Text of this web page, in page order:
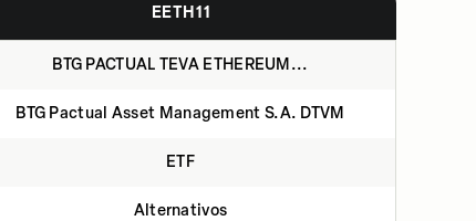
EETH11
BTG PACTUAL TEVA ETHEREUM...
BTG Pactual Asset Management S.A. DTVM
ETF
Alternativos